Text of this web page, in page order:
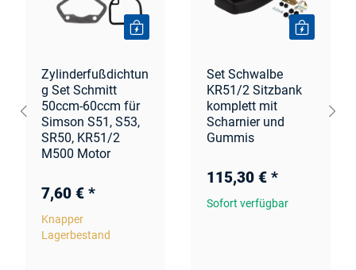
Zylinderfußdichtun
g Set Schmitt
50ccm-60ccm für
Simson S51, S53,
SR50, KR51/2
M500 Motor
7,60 € *
Knapper
Lagerbestand
Set Schwalbe
KR51/2 Sitzbank
komplett mit
Scharnier und
Gummis
115,30 € *
Sofort verfügbar